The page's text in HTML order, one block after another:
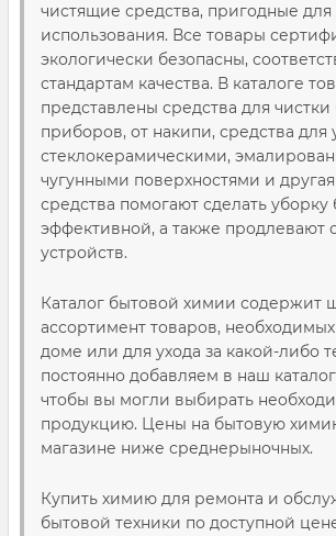
чистящие средства, пригодные
использования. Все товары
экологически безопасны,
стандартам качества. В каталоге
представлены средства для
приборов, от накипи, средства для
стеклокерамическими,
чугунными поверхностями и
средства помогают сделать уборку
эффективной, а также продлевают
устройств.
Каталог бытовой химии содержит
ассортимент товаров,
доме или для ухода за какой-либо
постоянно добавляем в наш
чтобы вы могли выбирать
продукцию. Цены на бытовую
магазине ниже среднерыночных.
Купить химию для ремонта и
бытовой техники по доступной